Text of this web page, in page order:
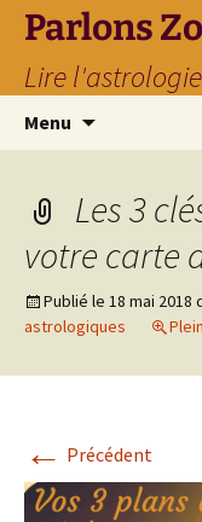
Parlons
Lire
Menu
Les 3
votre carte
Publié le 18 mai 2018
astrologiques
← Précédent